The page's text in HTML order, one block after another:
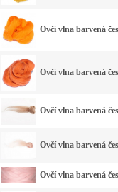
Ovčí vlna barvená
Ovčí vlna barvená
Ovčí vlna barvená
Ovčí vlna barvená
Ovčí vlna barvená